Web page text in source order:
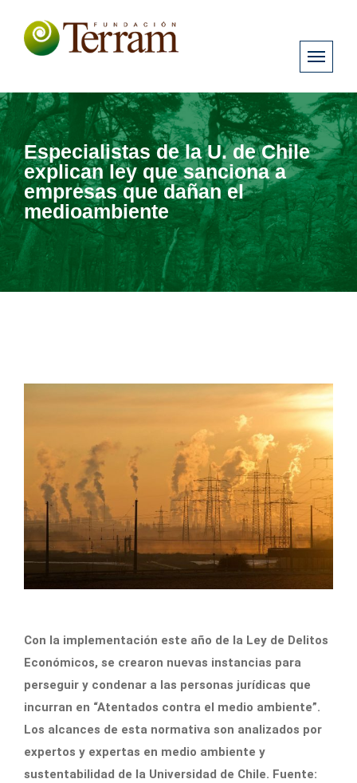
Especialistas de la U. de Chile
explican ley que sanciona a
empresas que dañan el
medioambiente
Con la implementación este año de la Ley de Delitos
Económicos, se crearon nuevas instancias para
perseguir y condenar a las personas jurídicas que
incurran en “Atentados contra el medio ambiente”.
Los alcances de esta normativa son analizados por
expertos y expertas en medio ambiente y
sustentabilidad de la Universidad de Chile. Fuente: